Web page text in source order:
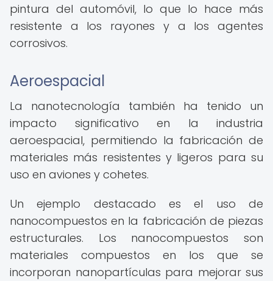
pintura del automóvil, lo que lo hace más
resistente a los rayones y a los agentes
corrosivos.
Aeroespacial
La nanotecnología también ha tenido un
impacto significativo en la industria
aeroespacial, permitiendo la fabricación de
materiales más resistentes y ligeros para su
uso en aviones y cohetes.
Un ejemplo destacado es el uso de
nanocompuestos en la fabricación de piezas
estructurales. Los nanocompuestos son
materiales compuestos en los que se
incorporan nanopartículas para mejorar sus